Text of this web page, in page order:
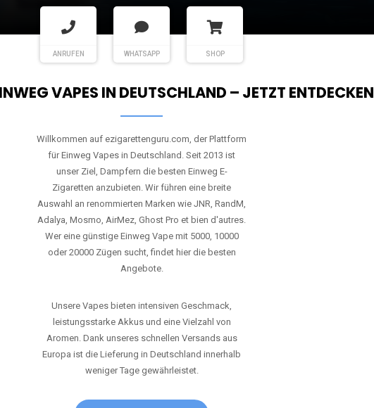
ANRUFEN WHATSAPP SHOP
VAPES IN DEUTSCHLAND – JETZT ENTDECKEN
Willkommen auf ezigarettenguru.com, der Plattform
für Einweg Vapes in Deutschland. Seit 2013 ist
unser Ziel, Dampfern die besten Einweg E-
Zigaretten anzubieten. Wir führen eine breite
Auswahl an renommierten Marken wie JNR, RandM,
Adalya, Mosmo, AirMez, Ghost Pro et bien d'autres.
Wer eine günstige Einweg Vape mit 5000, 10000
oder 20000 Zügen sucht, findet hier die besten
Angebote.
Unsere Vapes bieten intensiven Geschmack,
leistungsstarke Akkus und eine Vielzahl von
Aromen. Dank unseres schnellen Versands aus
Europa ist die Lieferung in Deutschland innerhalb
weniger Tage gewährleistet.